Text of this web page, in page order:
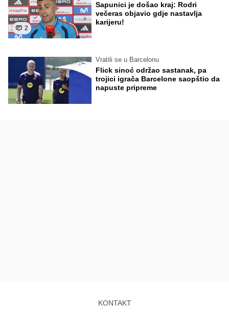
2
Sapunici je došao kraj: Rodri
večeras objavio gdje nastavlja
karijeru!
Vratili se u Barcelonu
Flick sinoć održao sastanak, pa
trojici igrača Barcelone saopštio da
napuste pripreme
KONTAKT